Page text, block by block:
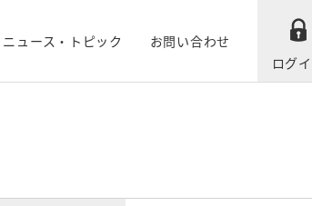
ニュース・トピック
お問い合わせ
ログ